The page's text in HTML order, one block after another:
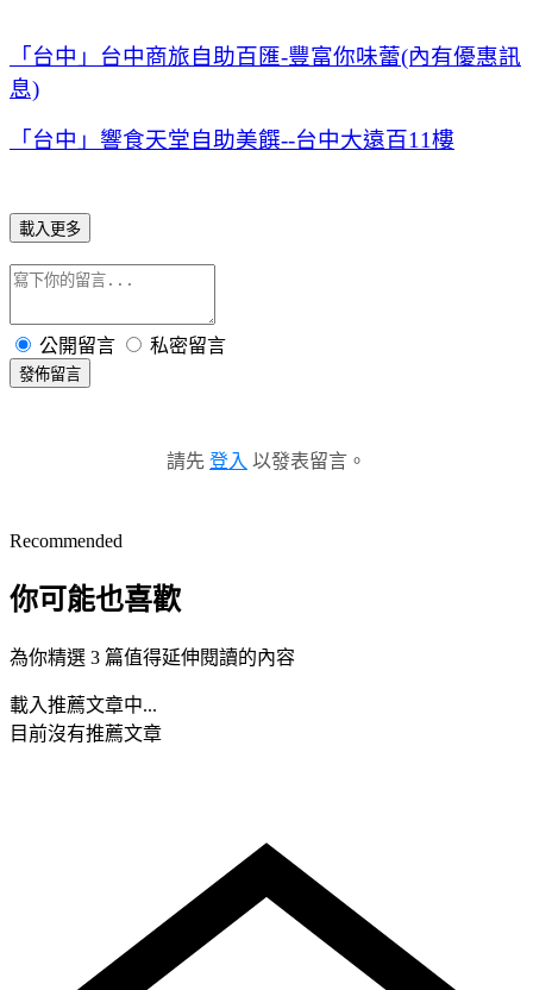
「台中」台中商旅自助百匯-豐富你味蕾(內有優惠訊
息)
「台中」響食天堂自助美饌--台中大遠百11樓
載入更多
公開留言 私密留言
發佈留言
請先 登入 以發表留言。
Recommended
你可能也喜歡
為你精選 3 篇值得延伸閱讀的內容
載入推薦文章中...
目前沒有推薦文章